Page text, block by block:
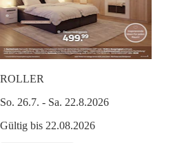
ROLLER
So. 26.7. - Sa. 22.8.2026
Gültig bis 22.08.2026